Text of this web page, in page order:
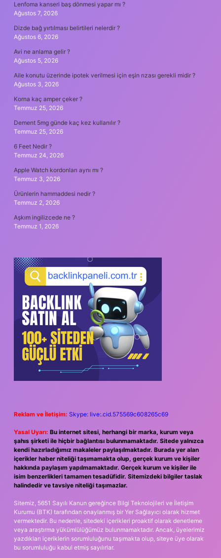
Lenfoma kanseri baş dönmesi yapar mı ?
Ağustos 7, 2026
Dizde bağ yırtılması belirtileri nelerdir ?
Ağustos 6, 2026
Avi ne anlama gelir ?
Ağustos 5, 2026
Aile konutu üzerinde ipotek verilmesi için eşin rızası gerekli midir ?
Ağustos 3, 2026
Korna kaç amper çeker ?
Temmuz 25, 2026
Dement 5mg günde kaç kez kullanılır ?
Temmuz 25, 2026
6 Feet Nedir ?
Temmuz 24, 2026
Apple Watch kordonları aynı mı ?
Temmuz 3, 2026
Ürünlerin hammaddesi nedir ?
Temmuz 2, 2026
Aşkım ingilizcede ne ?
Temmuz 1, 2026
Reklam ve İletişim: Skype: live:.cid.575569c608265c69
Yasal Uyarı: Bu internet sitesi, herhangi bir marka, kurum veya
şahıs şirketi ile hiçbir bağlantısı bulunmamaktadır. Sitede yalnızca
kendi hazırladığımız makaleler paylaşılmaktadır. Burada yer alan
içerikler haber niteliği taşımamakta olup, gerçek kurum ve kişiler
hakkında paylaşım yapılmamaktadır. Gerçek kurum ve kişiler ile
isim benzerlikleri tamamen tesadüfidir. Sitemizdeki bilgiler taslak
halindedir ve tavsiye niteliği taşımazlar.
Sitemiz, 5651 Sayılı Kanun gereğince Bilgi Teknolojileri ve İletişim
Kurumu (BTK) tarafından onaylanmış bir Yer Sağlayıcı olarak hizmet
vermektedir. Bu nedenle, sitedeki içerikleri proaktif olarak denetleme
veya araştırma yükümlülüğümüz bulunmamaktadır. Ancak, üyelerimiz
yazdıkları içeriklerin sorumluluğunu taşımakta olup, siteye üye olarak
bu sorumluluğu kabul etmiş sayılırlar.